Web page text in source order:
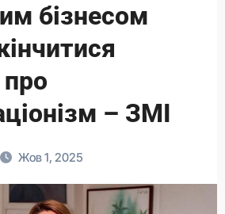
бізнесом
– ЗМІ
Жов 1, 2025